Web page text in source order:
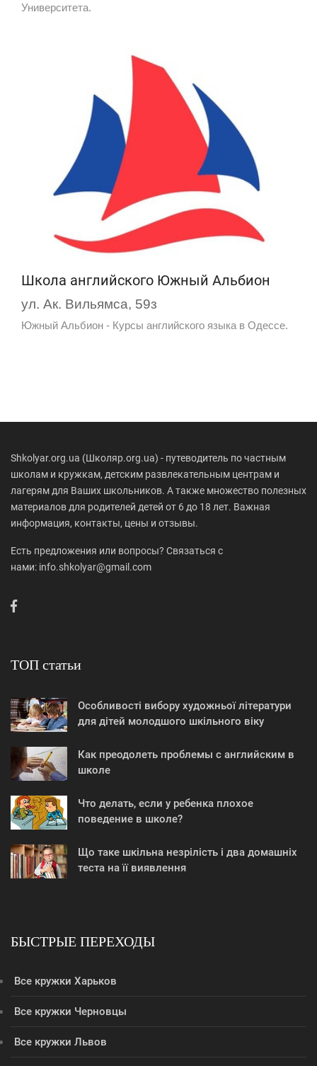
Университета.
Школа английского Южный Альбион
ул. Ак. Вильямса, 59з
Южный Альбион - Курсы английского языка в Одессе.
Shkolyar.org.ua (Школяр.org.ua) - путеводитель по частным
школам и кружкам, детским развлекательным центрам и
лагерям для Ваших школьников. А также множество полезных
материалов для родителей детей от 6 до 18 лет. Важная
информация, контакты, цены и отзывы.
Есть предложения или вопросы? Связаться с
нами: info.shkolyar@gmail.com
ТОП статьи
Особливості вибору художньої літератури
для дітей молодшого шкільного віку
Как преодолеть проблемы с английским в
школе
Что делать, если у ребенка плохое
поведение в школе?
Що таке шкільна незрілість і два домашніх
теста на її виявлення
БЫСТРЫЕ ПЕРЕХОДЫ
Все кружки Харьков
Все кружки Черновцы
Все кружки Львов